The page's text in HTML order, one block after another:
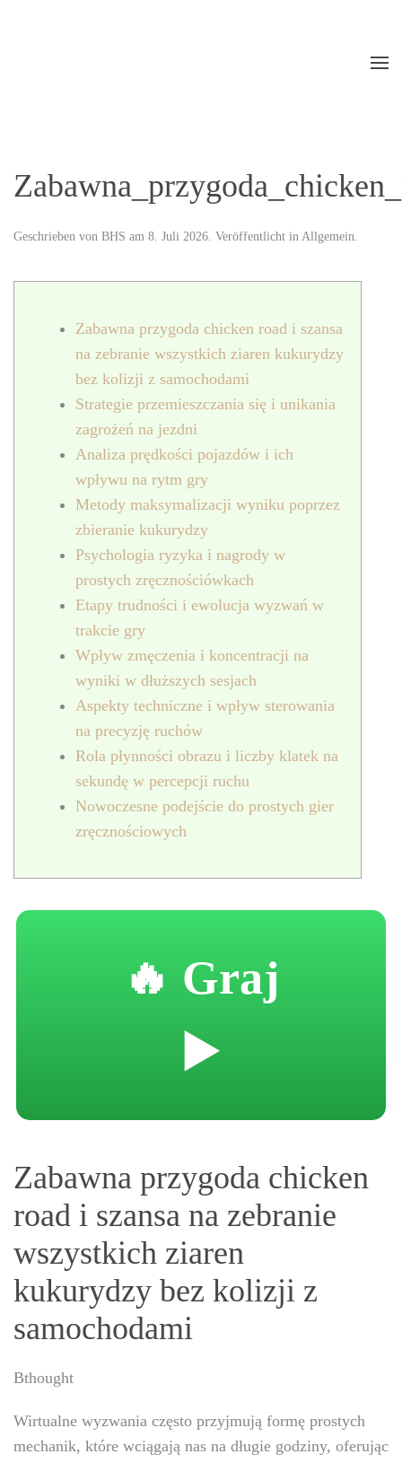
Geschrieben von BHS am 8. Juli 2026. Veröffentlicht in Allgemein.
Zabawna przygoda chicken road i szansa
na zebranie wszystkich ziaren kukurydzy
bez kolizji z samochodami
Strategie przemieszczania się i unikania
zagrożeń na jezdni
Analiza prędkości pojazdów i ich
wpływu na rytm gry
Metody maksymalizacji wyniku poprzez
zbieranie kukurydzy
Psychologia ryzyka i nagrody w
prostych zręcznościówkach
Etapy trudności i ewolucja wyzwań w
trakcie gry
Wpływ zmęczenia i koncentracji na
wyniki w dłuższych sesjach
Aspekty techniczne i wpływ sterowania
na precyzję ruchów
Rola płynności obrazu i liczby klatek na
sekundę w percepcji ruchu
Nowoczesne podejście do prostych gier
zręcznościowych
🔥 Graj
▶️
Zabawna przygoda chicken
road i szansa na zebranie
wszystkich ziaren
kukurydzy bez kolizji z
samochodami
Bthought
Wirtualne wyzwania często przyjmują formę prostych
mechanik, które wciągają nas na długie godziny, oferując